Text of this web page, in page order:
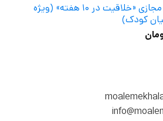
دوره آموزش مجازی «خلاقیت در ۱۰ هفته» (ویژه
کودک)